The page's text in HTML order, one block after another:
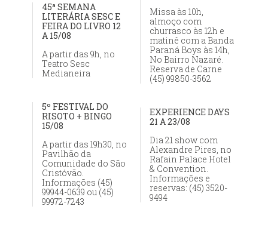
Missa às 10h,
almoço com
churrasco às 12h e
matinê com a Banda
Paraná Boys às 14h,
No Bairro Nazaré.
Reserva de Carne
(45) 99850-3562
45ª SEMANA
LITERÁRIA SESC E
FEIRA DO LIVRO 12
A 15/08
A partir das 9h, no
Teatro Sesc
Medianeira
5º FESTIVAL DO
RISOTO + BINGO
15/08
A partir das 19h30, no
Pavilhão da
Comunidade do São
Cristóvão.
Informações (45)
99944-0639 ou (45)
99972-7243
EXPERIENCE DAYS
21 A 23/08
Dia 21 show com
Alexandre Pires, no
Rafain Palace Hotel
& Convention.
Informações e
reservas: (45) 3520-
9494